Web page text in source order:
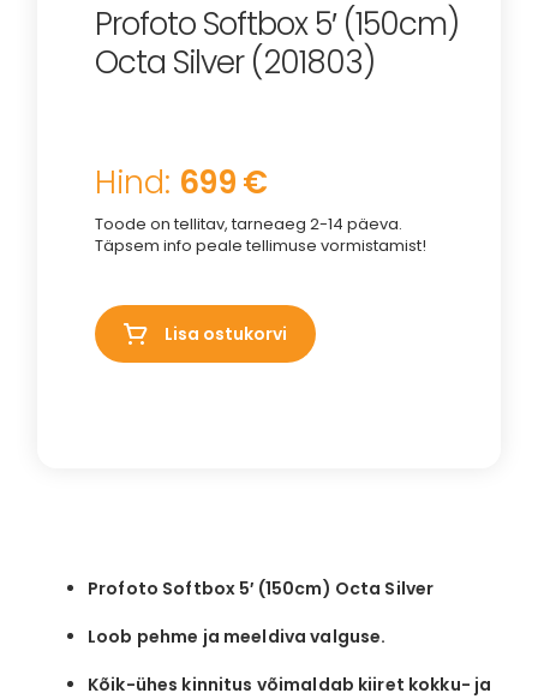
Profoto Softbox 5′ (150cm)
Octa Silver (201803)
Hind: 699 €
Toode on tellitav, tarneaeg 2-14 päeva.
Täpsem info peale tellimuse vormistamist!
Lisa ostukorvi
Profoto Softbox 5′ (150cm) Octa Silver
Loob pehme ja meeldiva valguse.
Kõik-ühes kinnitus võimaldab kiiret kokku- ja